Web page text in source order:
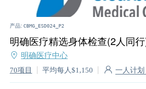
产品: CBMG_ESD024_P2
明确医疗精选身体检查(2人同
明确医疗中心
70项目 平均每人$1,150 一人计划